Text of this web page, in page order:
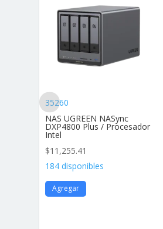
35260
NAS UGREEN NASync
DXP4800 Plus / Procesador
Intel
$11,255.41
184 disponibles
Agregar